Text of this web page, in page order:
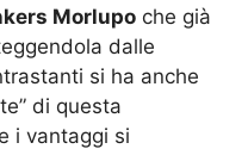
Morlupo che già
dalle
si ha anche
di questa
i vantaggi si